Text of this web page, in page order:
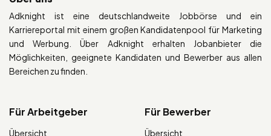
Adknight ist eine deutschlandweite Jobbörse und ein
Karriereportal mit einem großen Kandidatenpool für Marketing
und Werbung. Über Adknight erhalten Jobanbieter die
Möglichkeiten, geeignete Kandidaten und Bewerber aus allen
Bereichen zu finden.
Für Arbeitgeber
Übersicht
Für Bewerber
Übersicht